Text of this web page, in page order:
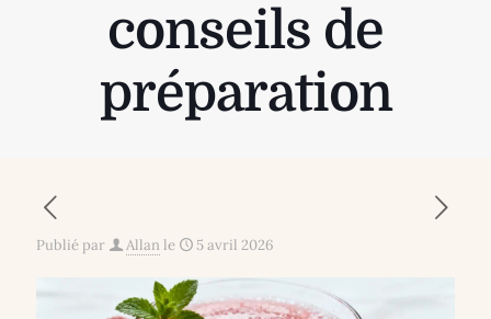
conseils de
préparation
Publié par Allan le 5 avril 2026